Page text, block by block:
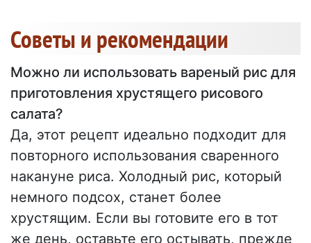
Советы и рекомендации
Можно ли использовать вареный рис для
приготовления хрустящего рисового
салата?
Да, этот рецепт идеально подходит для
повторного использования сваренного
накануне риса. Холодный рис, который
немного подсох, станет более
хрустящим. Если вы готовите его в тот
же день, оставьте его остывать, прежде